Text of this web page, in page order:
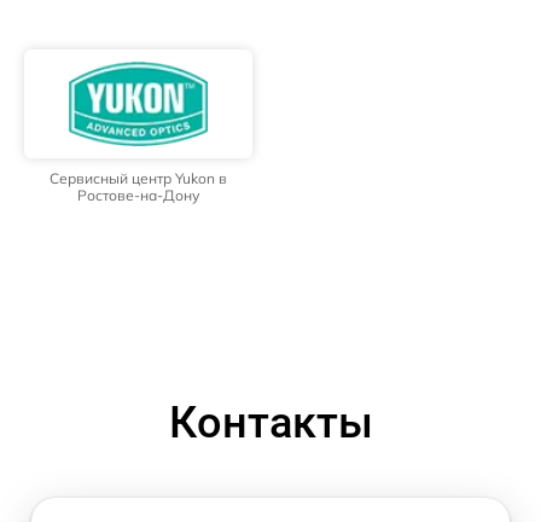
Сервисный центр Yukon в
Ростове-на-Дону
Контакты